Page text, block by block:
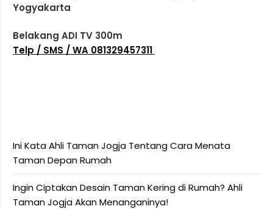
Yogyakarta
Belakang ADI TV 300m
Telp / SMS / WA 081329457311
Ini Kata Ahli Taman Jogja Tentang Cara Menata
Taman Depan Rumah
Ingin Ciptakan Desain Taman Kering di Rumah? Ahli
Taman Jogja Akan Menanganinya!